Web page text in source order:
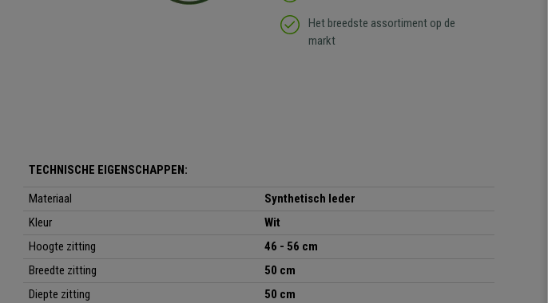
Het breedste assortiment op de
markt
TECHNISCHE EIGENSCHAPPEN:
Materiaal
Synthetisch leder
Kleur
Wit
Hoogte zitting
46 - 56 cm
Breedte zitting
50 cm
Diepte zitting
50 cm